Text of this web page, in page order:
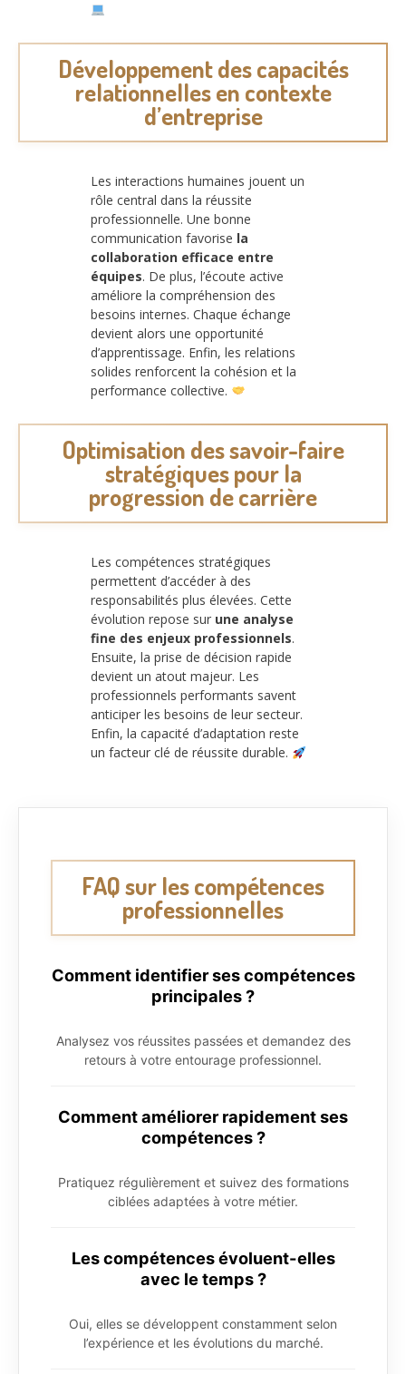
Développement des capacités
relationnelles en contexte
d’entreprise
Les interactions humaines jouent un
rôle central dans la réussite
professionnelle. Une bonne
communication favorise la
collaboration efficace entre
équipes. De plus, l’écoute active
améliore la compréhension des
besoins internes. Chaque échange
devient alors une opportunité
d’apprentissage. Enfin, les relations
solides renforcent la cohésion et la
performance collective.
Optimisation des savoir-faire
stratégiques pour la
progression de carrière
Les compétences stratégiques
permettent d’accéder à des
responsabilités plus élevées. Cette
évolution repose sur une analyse
fine des enjeux professionnels.
Ensuite, la prise de décision rapide
devient un atout majeur. Les
professionnels performants savent
anticiper les besoins de leur secteur.
Enfin, la capacité d’adaptation reste
un facteur clé de réussite durable.
FAQ sur les compétences
professionnelles
Comment identifier ses compétences
principales ?
Analysez vos réussites passées et demandez des
retours à votre entourage professionnel.
Comment améliorer rapidement ses
compétences ?
Pratiquez régulièrement et suivez des formations
ciblées adaptées à votre métier.
Les compétences évoluent-elles
avec le temps ?
Oui, elles se développent constamment selon
l’expérience et les évolutions du marché.